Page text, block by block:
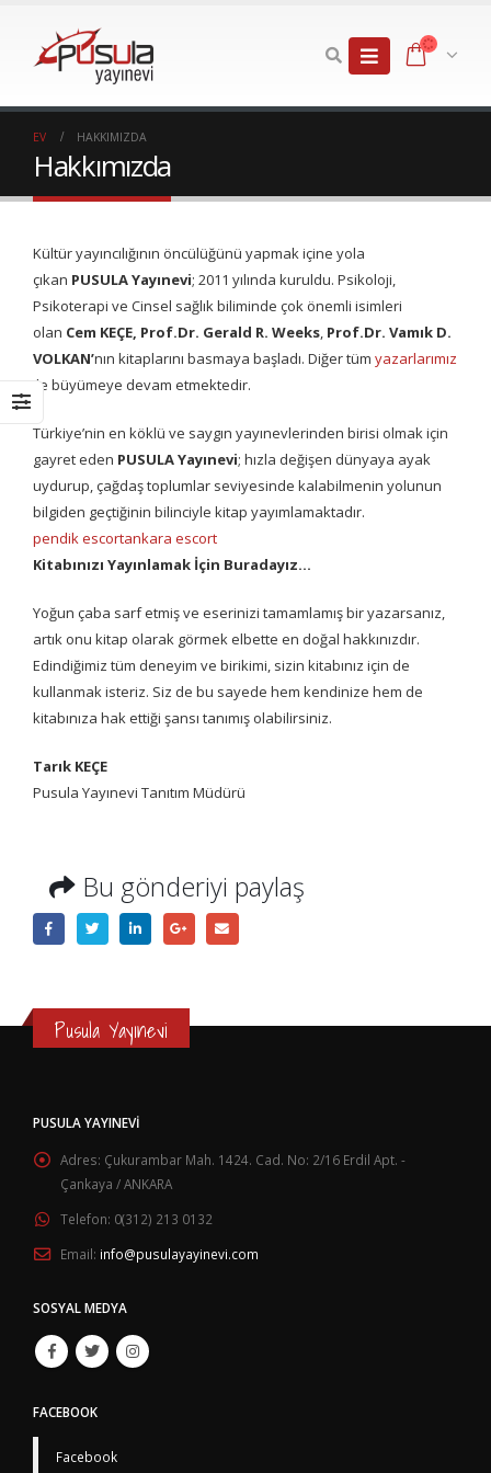
EV HAKKIMIZDA
Hakkımızda
Kültür yayıncılığının öncülüğünü yapmak içine yola
çıkan PUSULA Yayınevi; 2011 yılında kuruldu. Psikoloji,
Psikoterapi ve Cinsel sağlık biliminde çok önemli isimleri
olan Cem KEÇE, Prof.Dr. Gerald R. Weeks, Prof.Dr. Vamık D.
VOLKAN’nın kitaplarını basmaya başladı. Diğer tüm yazarlarımız
ile büyümeye devam etmektedir.
Türkiye’nin en köklü ve saygın yayınevlerinden birisi olmak için
gayret eden PUSULA Yayınevi; hızla değişen dünyaya ayak
uydurup, çağdaş toplumlar seviyesinde kalabilmenin yolunun
bilgiden geçtiğinin bilinciyle kitap yayımlamaktadır.
pendik escortankara escort
Kitabınızı Yayınlamak İçin Buradayız…
Yoğun çaba sarf etmiş ve eserinizi tamamlamış bir yazarsanız,
artık onu kitap olarak görmek elbette en doğal hakkınızdır.
Edindiğimiz tüm deneyim ve birikimi, sizin kitabınız için de
kullanmak isteriz. Siz de bu sayede hem kendinize hem de
kitabınıza hak ettiği şansı tanımış olabilirsiniz.
Tarık KEÇE
Pusula Yayınevi Tanıtım Müdürü
Bu gönderiyi paylaş
Pusula Yayınevi
PUSULA YAYINEVI
Adres: Çukurambar Mah. 1424. Cad. No: 2/16 Erdil Apt. -
Çankaya / ANKARA
Telefon: 0(312) 213 0132
Email: info@pusulayayinevi.com
SOSYAL MEDYA
FACEBOOK
Facebook